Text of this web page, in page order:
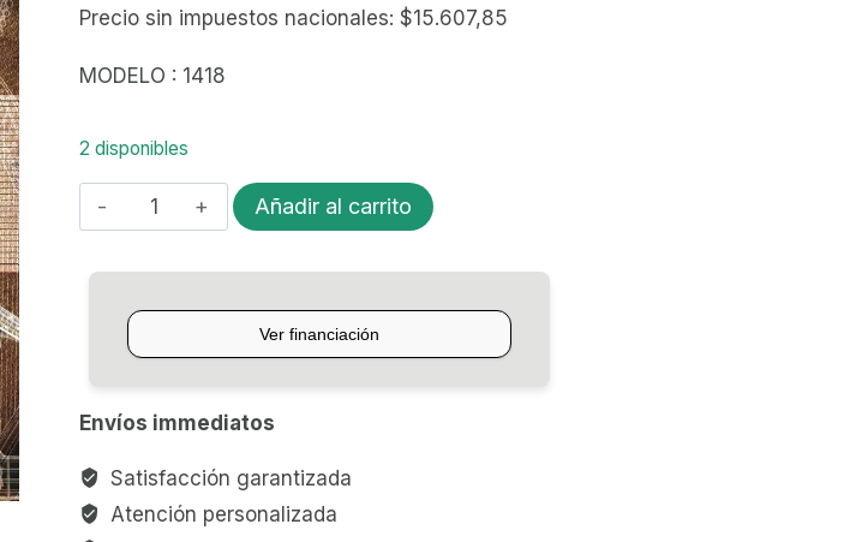
Precio sin impuestos nacionales: $15.607,85
MODELO : 1418
2 disponibles
ENCORDADO
MEDINA
1418
cantidad
Añadir al carrito
Envíos immediatos
Satisfacción garantizada
Atención personalizada